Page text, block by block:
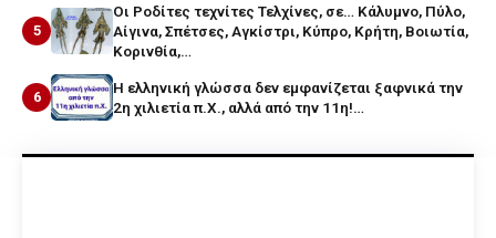
5
Οι Ροδίτες τεχνίτες Τελχίνες, σε… Κάλυμνο, Πύλο,
Αίγινα, Σπέτσες, Αγκίστρι, Κύπρο, Κρήτη, Βοιωτία,
Κορινθία,…
6
Η ελληνική γλώσσα δεν εμφανίζεται ξαφνικά την
2η χιλιετία π.Χ., αλλά από την 11η!…